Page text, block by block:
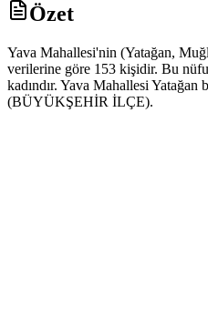
Özet
Yava Mahallesi'nin (Yatağan,
verilerine göre 153 kişidir. Bu
kadındır. Yava Mahallesi Yatağan
(BÜYÜKŞEHİR İLÇE).